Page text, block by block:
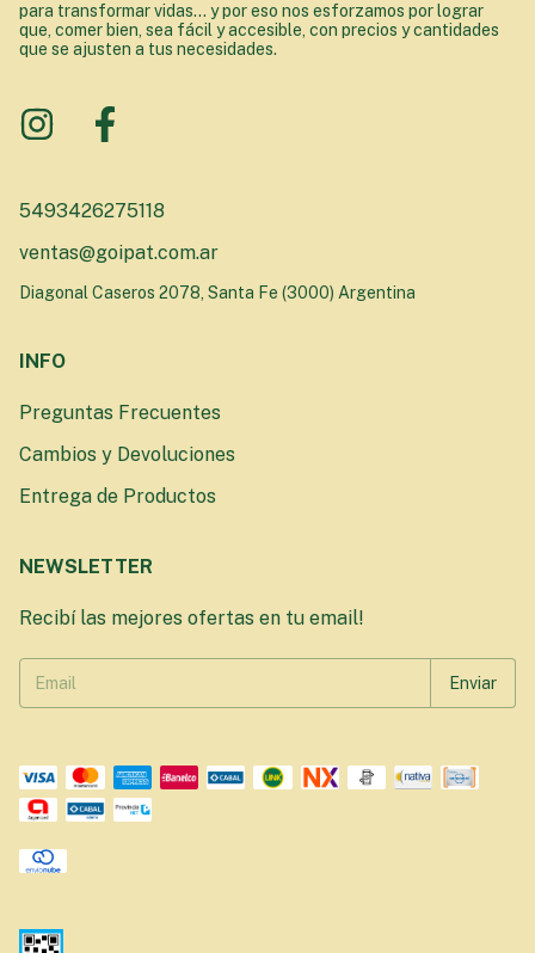
para transformar vidas... y por eso nos esforzamos por lograr
que, comer bien, sea fácil y accesible, con precios y cantidades
que se ajusten a tus necesidades.
5493426275118
ventas@goipat.com.ar
Diagonal Caseros 2078, Santa Fe (3000) Argentina
INFO
Preguntas Frecuentes
Cambios y Devoluciones
Entrega de Productos
NEWSLETTER
Recibí las mejores ofertas en tu email!